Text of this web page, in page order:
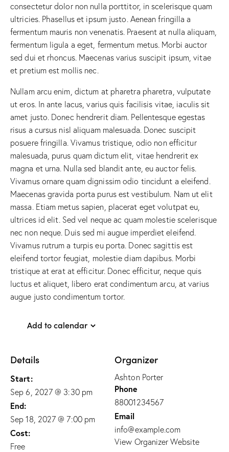
consectetur dolor non nulla porttitor, in scelerisque quam
ultricies. Phasellus et ipsum justo. Aenean fringilla a
fermentum mauris non venenatis. Praesent at nulla aliquam,
fermentum ligula a eget, fermentum metus. Morbi auctor
sed dui et rhoncus. Maecenas varius suscipit ipsum, vitae
et pretium est mollis nec.
Nullam arcu enim, dictum at pharetra pharetra, vulputate
ut eros. In ante lacus, varius quis facilisis vitae, iaculis sit
amet justo. Donec hendrerit diam. Pellentesque egestas
risus a cursus nisl aliquam malesuada. Donec suscipit
posuere fringilla. Vivamus tristique, odio non efficitur
malesuada, purus quam dictum elit, vitae hendrerit ex
magna et urna. Nulla sed blandit ante, eu auctor felis.
Vivamus ornare quam dignissim odio tincidunt a eleifend.
Maecenas gravida porta purus est vestibulum. Nam ut elit
massa. Etiam metus sapien, placerat eget volutpat eu,
ultrices id elit. Sed vel neque ac quam molestie scelerisque
nec non neque. Duis sed mi augue imperdiet eleifend.
Vivamus rutrum a turpis eu porta. Donec sagittis est
eleifend tortor feugiat, molestie diam dapibus. Morbi
tristique at erat at efficitur. Donec efficitur, neque quis
luctus et aliquet, libero erat condimentum arcu, at varius
augue justo condimentum tortor.
Add to calendar
Details
Start:
Sep 6, 2027 @ 3:30 pm
End:
Sep 18, 2027 @ 7:00 pm
Cost:
Free
Organizer
Ashton Porter
Phone
88001234567
Email
info@example.com
View Organizer Website